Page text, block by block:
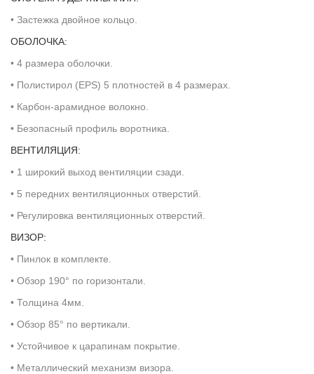
• Застежка двойное кольцо.
ОБОЛОЧКА:
• 4 размера оболочки.
• Полистирол (EPS) 5 плотностей в 4 размерах.
• Карбон-арамидное волокно.
• Безопасный профиль воротника.
ВЕНТИЛЯЦИЯ:
• 1 широкий выход вентиляции сзади.
• 5 передних вентиляционных отверстий.
• Регулировка вентиляционных отверстий.
ВИЗОР:
• Пинлок в комплекте.
• Обзор 190° по горизонтали.
• Толщина 4мм.
• Обзор 85° по вертикали.
• Устойчивое к царапинам покрытие.
• Металлический механизм визора.